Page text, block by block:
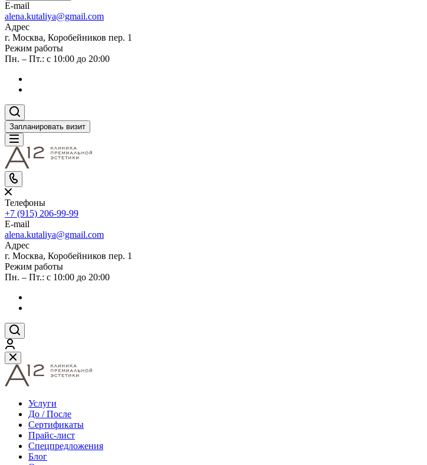
E-mail
alena.kutaliya@gmail.com
Адрес
г. Москва, Коробейников пер. 1
Режим работы
Пн. – Пт.: с 10:00 до 20:00
Запланировать визит
Телефоны
+7 (915) 206-99-99
E-mail
alena.kutaliya@gmail.com
Адрес
г. Москва, Коробейников пер. 1
Режим работы
Пн. – Пт.: с 10:00 до 20:00
Услуги
До / После
Сертификаты
Прайс-лист
Спецпредложения
Блог